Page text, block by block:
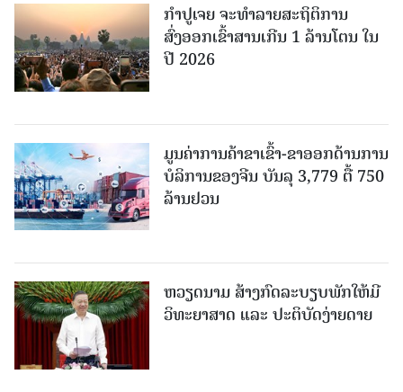
ກຳປູເຈຍ ຈະທຳລາຍສະຖິຕິການ
ສົ່ງອອກເຂົ້າສານເກີນ 1 ລ້ານໂຕນ ໃນ
ປີ 2026
ມູນຄ່າການຄ້າຂາເຂົ້າ-ຂາອອກດ້ານການ
ບໍລິການຂອງຈີນ ບັນລຸ 3,779 ຕື້ 750
ລ້ານຢວນ
ຫວຽດນາມ ສ້າງກົດລະບຽບພັກໃຫ້ມີ
ວິທະຍາສາດ ແລະ ປະຕິບັດງ່າຍດາຍ